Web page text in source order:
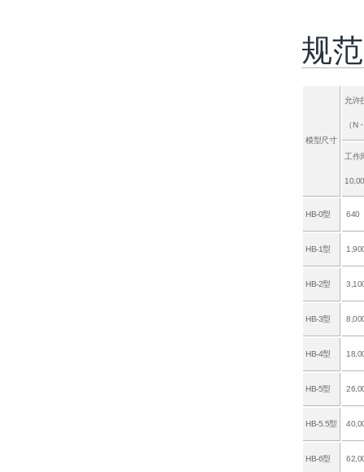
规范
模型尺寸
允许
（N
工作
HB-0型 640
HB-1型
HB-2型
HB-3型
HB-4型
HB-5型
HB-5.5型
HB-6型